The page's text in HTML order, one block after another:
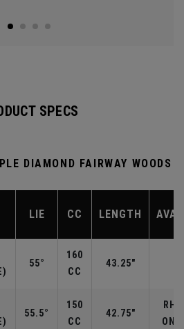
SPECS
DIAMOND FAIRWAY WOODS
LIE CC LENGTH
55°
160
CC
43.25"
55.5°
150
CC
42.75"
RH/